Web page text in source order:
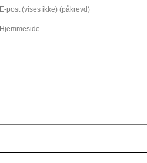
E-post (vises ikke) (påkrevd)
Hjemmeside